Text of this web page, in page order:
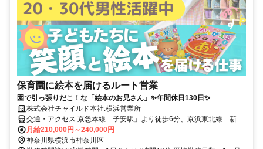
保育園に絵本を届けるルート営業
園で引っ張りだこ！な「絵本のお兄さん」✨年間休日130日✨
株式会社チャイルド本社:横浜営業所
交通・アクセス 京急本線「子安駅」より徒歩6分、京浜東北線「新子
安駅」より徒歩10分
月給210,000円～240,000円
神奈川県横浜市神奈川区